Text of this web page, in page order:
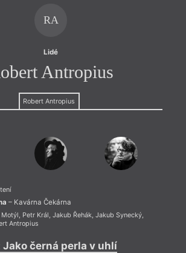
RA
Lidé
Antropius
Robert Antropius
– Kavárna Čekárna
Motýl , Petr Král , Jakub Řehák, Jakub Synecký,
Antropius
černá perla v uhlí